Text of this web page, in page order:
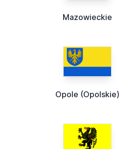
Mazowieckie
Opole (Opolskie)